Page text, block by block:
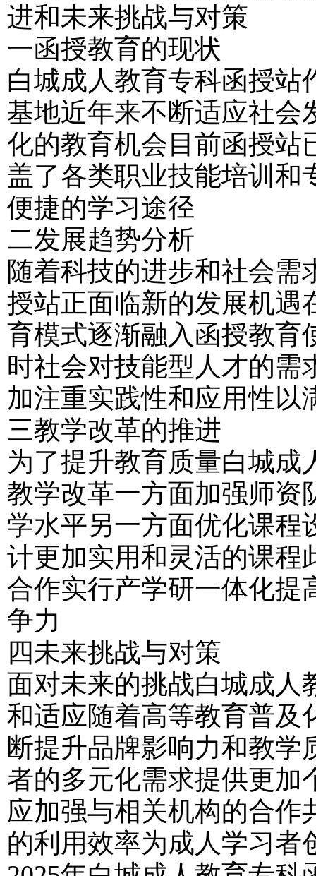
进和未来挑战与对策
一函授教育的现状
白城成人教育专科函授站
基地近年来不断适应社会
化的教育机会目前函授站
盖了各类职业技能培训和
便捷的学习途径
二发展趋势分析
随着科技的进步和社会需
授站正面临新的发展机遇
育模式逐渐融入函授教育
时社会对技能型人才的需
加注重实践性和应用性以
三教学改革的推进
为了提升教育质量白城成
教学改革一方面加强师资
学水平另一方面优化课程
计更加实用和灵活的课程
合作实行产学研一体化提
争力
四未来挑战与对策
面对未来的挑战白城成人
和适应随着高等教育普及
断提升品牌影响力和教学
者的多元化需求提供更加
应加强与相关机构的合作
的利用效率为成人学习者